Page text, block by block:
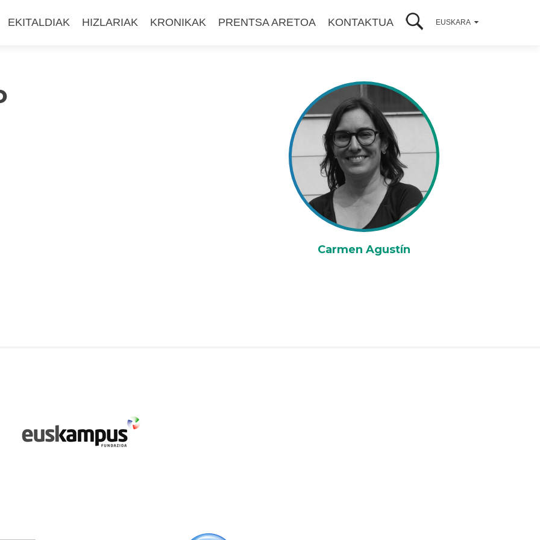
EKITALDIAK HIZLARIAK KRONIKAK PRENTSA ARETOA KONTAKTUA EUSKARA
Carmen Agustín